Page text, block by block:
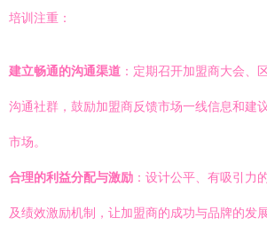
培训注重：
建立畅通的沟通渠道 ：定期召开加盟商大会、
沟通社群，鼓励加盟商反馈市场一线信息和建
市场。
合理的利益分配与激励 ：设计公平、有吸引力
及绩效激励机制，让加盟商的成功与品牌的发